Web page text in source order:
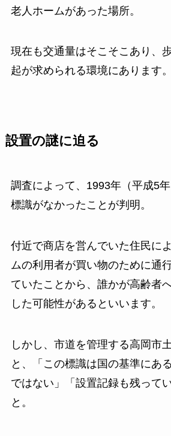
老人ホームがあった場所。
現在も交通量はそこそこあり、
起が求められる環境にあります。
設置の謎に迫る
調査によって、1993年（平成5
標識がなかったことが判明。
付近で商店を営んでいた住民に
ムの利用者が買い物のために通
ていたことから、誰かが高齢者
した可能性があるといいます。
しかし、市道を管理する高岡市
と、「この標識は国の基準にあ
ではない」「設置記録も残って
と。